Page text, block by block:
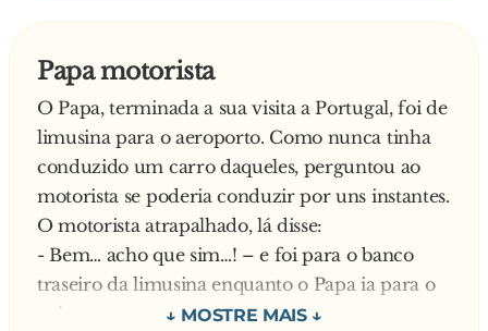
Papa motorista
O Papa, terminada a sua visita a Portugal, foi de
limusina para o aeroporto. Como nunca tinha
conduzido um carro daqueles, perguntou ao
motorista se poderia conduzir por uns instantes.
O motorista atrapalhado, lá disse:
- Bem… acho que sim…! – e foi para o banco
traseiro da limusina enquanto o Papa ia para o
volante.